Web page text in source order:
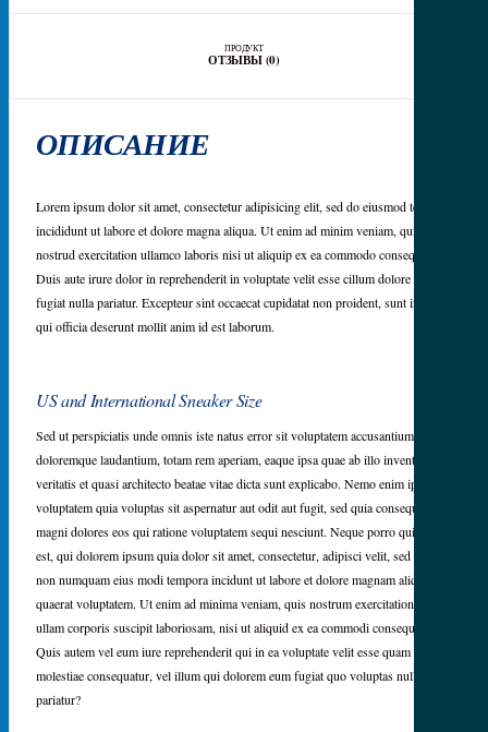
ПРОДУКТ
ОТЗЫВЫ (0)
ОПИСАНИЕ
Lorem ipsum dolor sit amet, consectetur adipisicing elit, sed do eiusmod tempor
incididunt ut labore et dolore magna aliqua. Ut enim ad minim veniam, quis eder
nostrud exercitation ullamco laboris nisi ut aliquip ex ea commodo consequat.
Duis aute irure dolor in reprehenderit in voluptate velit esse cillum dolore eu
fugiat nulla pariatur. Excepteur sint occaecat cupidatat non proident, sunt in culpa
qui officia deserunt mollit anim id est laborum.
US and International Sneaker Size
Sed ut perspiciatis unde omnis iste natus error sit voluptatem accusantium
doloremque laudantium, totam rem aperiam, eaque ipsa quae ab illo inventore
veritatis et quasi architecto beatae vitae dicta sunt explicabo. Nemo enim ipsam
voluptatem quia voluptas sit aspernatur aut odit aut fugit, sed quia consequuntur
magni dolores eos qui ratione voluptatem sequi nesciunt. Neque porro quisquam
est, qui dolorem ipsum quia dolor sit amet, consectetur, adipisci velit, sed quia
non numquam eius modi tempora incidunt ut labore et dolore magnam aliquam
quaerat voluptatem. Ut enim ad minima veniam, quis nostrum exercitationem
ullam corporis suscipit laboriosam, nisi ut aliquid ex ea commodi consequatur?
Quis autem vel eum iure reprehenderit qui in ea voluptate velit esse quam nihil
molestiae consequatur, vel illum qui dolorem eum fugiat quo voluptas nulla
pariatur?